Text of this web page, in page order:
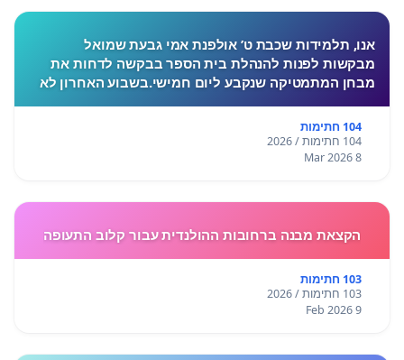
אנו, תלמידות שכבת ט’ אולפנת אמי גבעת שמואל
מבקשות לפנות להנהלת בית הספר בבקשה לדחות את
מבחן המתמטיקה שנקבע ליום חמישי.בשבוע האחרון לא
חוות לחץ, מתח ו
104 חתימות
104 חתימות / 2026
8 Mar 2026
הקצאת מבנה ברחובות ההולנדית עבור קלוב התעופה
103 חתימות
103 חתימות / 2026
9 Feb 2026